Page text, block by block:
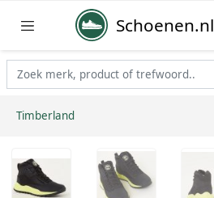
Schoenen.nl
Timberland